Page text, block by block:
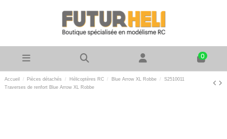
0
Accueil Pièces détachés Hélicoptères RC Blue Arrow XL Robbe
S2510011
Traverses de renfort Blue Arrow XL Robbe